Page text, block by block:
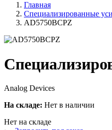
Главная
Специализированные
AD5750BCPZ
Analog Devices
На складе: Нет в наличии
Нет на складе